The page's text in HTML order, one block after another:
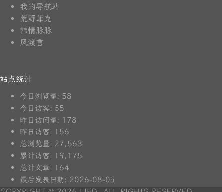
我的导航站
荒野菲克
韩情脉脉
风渡言
站点统计
今日浏览量: 58
今日访客: 55
昨日访问量: 178
昨日访客: 156
总浏览量: 27,563
累计访客: 19,175
总计文章: 164
最后发表日期: 2026-08-05